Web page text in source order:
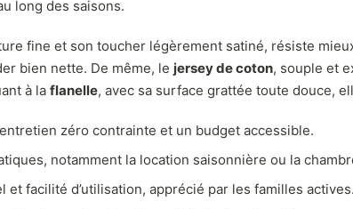
long des saisons.
fine et son toucher légèrement satiné, résiste
bien nette. De même, le jersey de coton, souple et
à la flanelle, avec sa surface grattée toute douce,
zéro contrainte et un budget accessible.
notamment la location saisonnière ou la
et facilité d’utilisation, apprécié par les familles actives.